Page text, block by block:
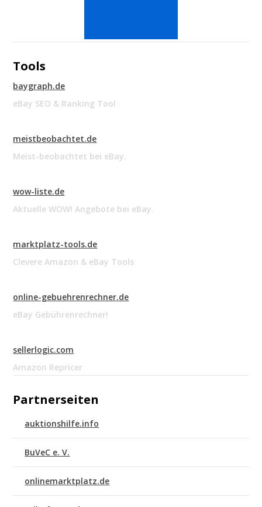
Tools
baygraph.de
eBay SEO & Ranking Tool
meistbeobachtet.de
Meist-beobachtet bei eBay.
wow-liste.de
Aktuelle WOW! Angebote bei eBay.
marktplatz-tools.de
Clevere Amazon & eBay Tools
online-gebuehrenrechner.de
eBay Gebührenrechner!
sellerlogic.com
Amazon Repricer
Partnerseiten
auktionshilfe.info
BuVeC e. V.
onlinemarktplatz.de